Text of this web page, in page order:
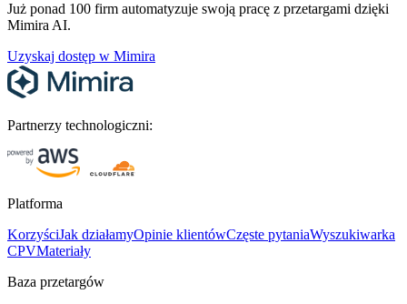
Już ponad 100 firm automatyzuje swoją pracę z przetargami dzięki
Mimira AI.
Uzyskaj dostęp w Mimira
Partnerzy technologiczni:
Platforma
KorzyściJak działamyOpinie klientówCzęste pytaniaWyszukiwarka
CPVMateriały
Baza przetargów